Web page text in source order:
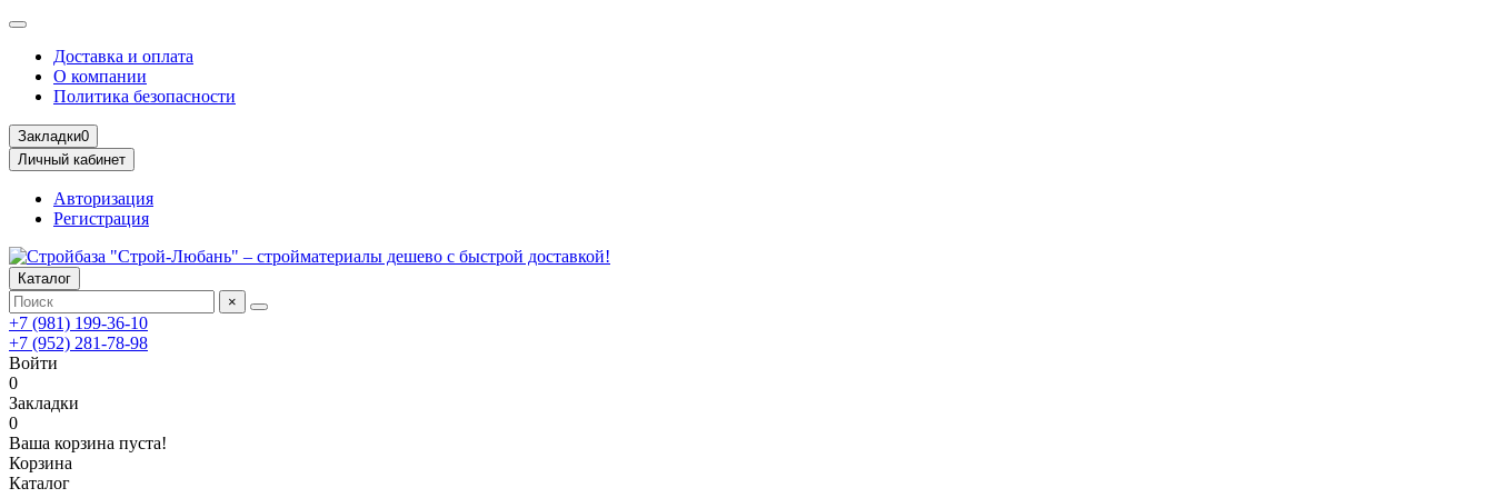
Доставка и оплата
О компании
Политика безопасности
Закладки0
Личный кабинет
Авторизация
Регистрация
Каталог
×
+7 (981) 199-36-10
+7 (952) 281-78-98
Войти
0
Закладки
0
Ваша корзина пуста!
Корзина
Каталог